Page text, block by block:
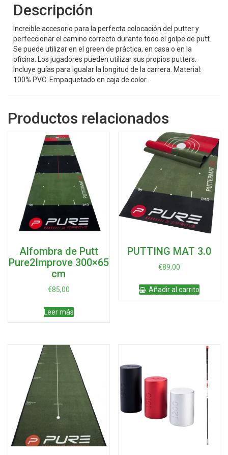
Descripción
Increible accesorio para la perfecta colocación del putter y
perfeccionar el camino correcto durante todo el golpe de putt.
Se puede utilizar en el green de práctica, en casa o en la
oficina. Los jugadores pueden utilizar sus propios putters.
Incluye guías para igualar la longitud de la carrera. Material:
100% PVC. Empaquetado en caja de color.
Productos relacionados
Alfombra de Putt
Pure2Improve 300×65
cm
€85,00
Leer más
PUTTING MAT 3.0
€89,00
Añadir al carrito